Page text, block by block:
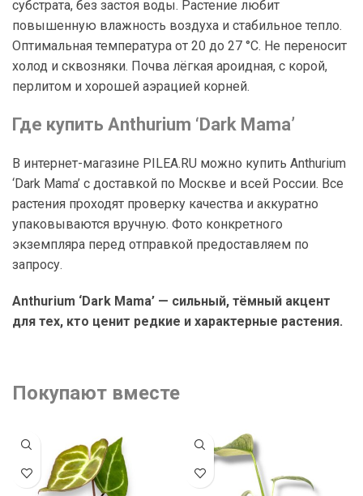
субстрата, без застоя воды. Растение любит
повышенную влажность воздуха и стабильное тепло.
Оптимальная температура от 20 до 27 °C. Не переносит
холод и сквозняки. Почва лёгкая ароидная, с корой,
перлитом и хорошей аэрацией корней.
Где купить Anthurium ‘Dark Mama’
В интернет-магазине PILEA.RU можно купить Anthurium
‘Dark Mama’ с доставкой по Москве и всей России. Все
растения проходят проверку качества и аккуратно
упаковываются вручную. Фото конкретного
экземпляра перед отправкой предоставляем по
запросу.
Anthurium ‘Dark Mama’ — сильный, тёмный акцент
для тех, кто ценит редкие и характерные растения.
Покупают вместе